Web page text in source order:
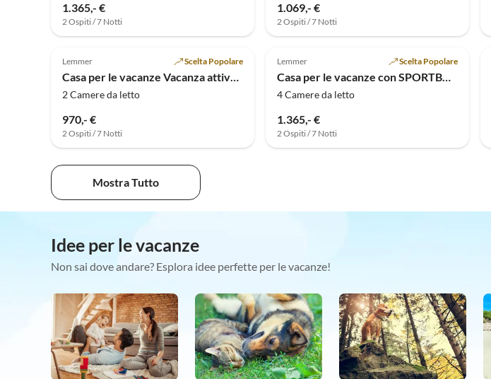
1.365,- €
2 Ospiti / 7 Notti
1.069,- €
2 Ospiti / 7 Notti
5.0 (1)
Lemmer Scelta Popolare
Casa per le vacanze Vacanza attiva in riva e sul lago D50 - Chaletpark de Brekken vicino alla spiaggia
2 Camere da letto
970,- €
2 Ospiti / 7 Notti
Alto
Lemmer Scelta Popolare
Casa per le vacanze con SPORTBOOT+ proprio pontile / esposizione a sud
4 Camere da letto
1.365,- €
2 Ospiti / 7 Notti
Mostra Tutto
Idee per le vacanze
Non sai dove andare? Esplora idee perfette per le vacanze!